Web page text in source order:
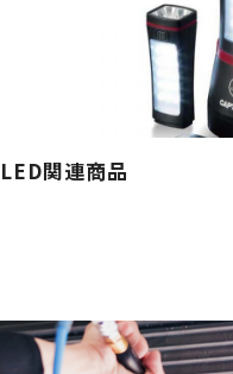
LED関連商品